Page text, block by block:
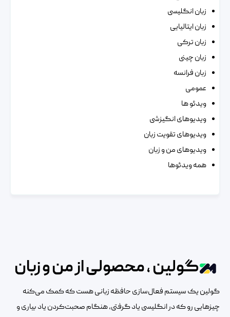
زبان انگلیسی
زبان ایتالیایی
زبان ترکی
زبان چینی
زبان فرانسه
عمومی
ویدئو ها
ویدیوهای انگیزشی
ویدیوهای تقویت زبان
ویدیوهای من و زبان
همه ویدئوها
گولین ، محصولی از من و زبان
گولین یک سیستم فعال‌سازی حافظه زبانی هست که کمک می‌کنه
چیزهایی رو که در انگلیسی یاد گرفتی، هنگام صحبت‌کردن یاد بیاری و